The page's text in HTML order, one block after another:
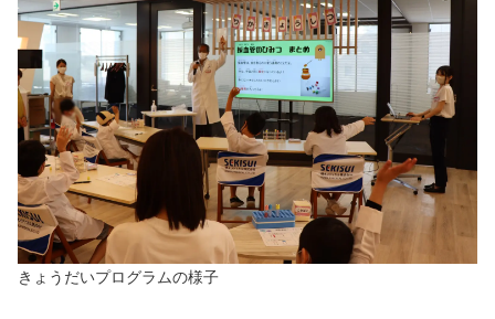
きょうだいプログラムの様子